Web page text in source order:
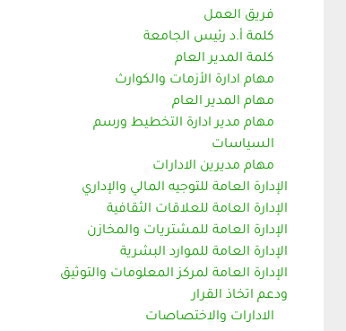
فريق العمل
كلمة أ.د رئيس الجامعة
كلمة المدير العام
مهام ادارة الأزمات والكوارث
مهام المدير العام
مهام مدير ادارة التخطيط ورسم
السياسات
مهام مديرين الادارات
الإدارة العامة للتوجيه المالي والإداري
الإدارة العامة للعلاقات الثقافية
الإدارة العامة للمشتريات والمخازن
الإدارة العامة للموارد البشرية
الإدارة العامة لمركز المعلومات والتوثيق
ودعم اتخاذ القرار
الادارات والاختصاصات